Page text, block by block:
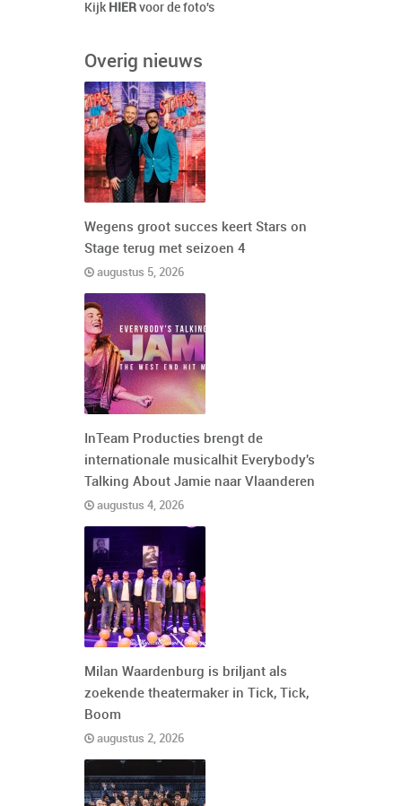
Kijk HIER voor de foto's
Overig nieuws
Wegens groot succes keert Stars on
Stage terug met seizoen 4
augustus 5, 2026
InTeam Producties brengt de
internationale musicalhit Everybody's
Talking About Jamie naar Vlaanderen
augustus 4, 2026
Milan Waardenburg is briljant als
zoekende theatermaker in Tick, Tick,
Boom
augustus 2, 2026